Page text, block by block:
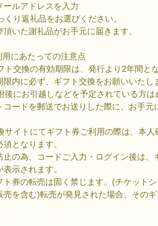
ールアドレスを入力
くり返礼品をお選びください。
頂いた謝礼品がお手元に届きます。
用にあたっての注意点
ト交換の有効期限は、発行より2年間とな
限内に必ず、ギフト交換をお願いいたし
後にお引越しなどを予定されている方は
コードを郵送でお送りした際に、お手元
サイトにてギフト券ご利用の際は、本
須となります。
止の為、コードご入力・ログイン後は、
表示されます。
券の転売は固く禁じます。(チケット
売を含む)転売が発見された場合、その